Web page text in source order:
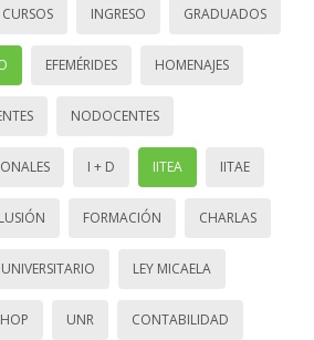
CURSOS INGRESO GRADUADOS
EFEMÉRIDES HOMENAJES
NODOCENTES
I + D IITEA IITAE
FORMACIÓN CHARLAS
LEY MICAELA
UNR CONTABILIDAD